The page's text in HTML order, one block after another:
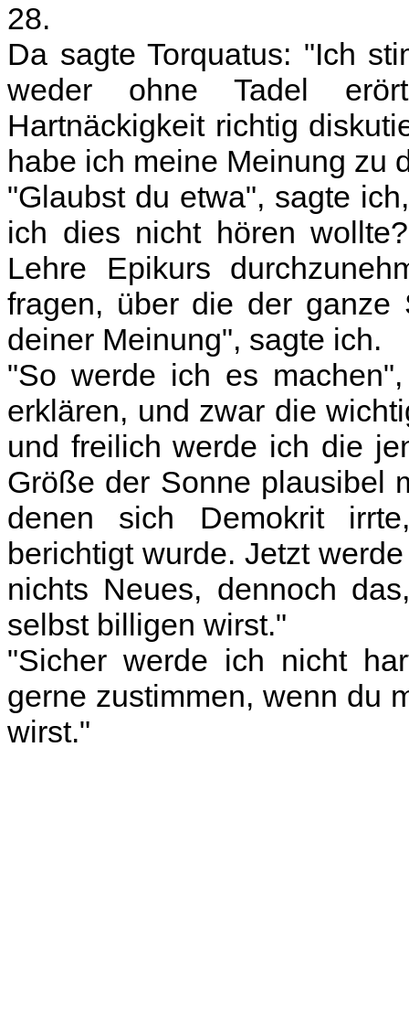
28.
Da sagte Torquatus: "Ich
weder ohne Tadel
Hartnäckigkeit richtig
habe ich meine Meinung zu
"Glaubst du etwa", sagte
ich dies nicht hören
Lehre Epikurs
fragen, über die der ganze
deiner Meinung", sagte ich.
"So werde ich es
erklären, und zwar die
und freilich werde ich die
Größe der Sonne plausibel
denen sich Demokrit
berichtigt wurde. Jetzt
nichts Neues, dennoch
selbst billigen wirst."
"Sicher werde ich nicht
gerne zustimmen, wenn du
wirst."